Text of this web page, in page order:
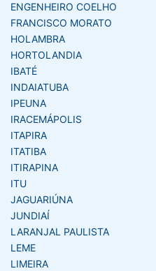
ENGENHEIRO COELHO
FRANCISCO MORATO
HOLAMBRA
HORTOLANDIA
IBATÉ
INDAIATUBA
IPEUNA
IRACEMÁPOLIS
ITAPIRA
ITATIBA
ITIRAPINA
ITU
JAGUARIÚNA
JUNDIAÍ
LARANJAL PAULISTA
LEME
LIMEIRA